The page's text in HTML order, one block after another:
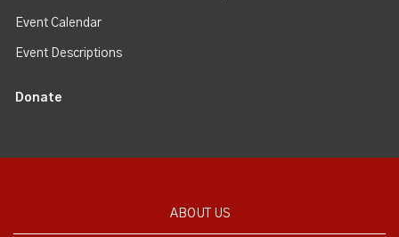
Event Calendar
Event Descriptions
Donate
ABOUT US